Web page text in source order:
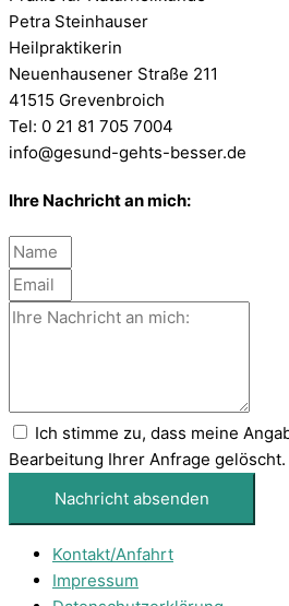
Petra Steinhauser
Heilpraktikerin
Neuenhausener Straße 211
41515 Grevenbroich
Tel: 0 21 81 705 7004
info@gesund-gehts-besser.de
Ihre Nachricht an mich:
Ich stimme zu, dass meine
Bearbeitung Ihrer Anfrage
Nachricht absenden
Kontakt/Anfahrt
Impressum